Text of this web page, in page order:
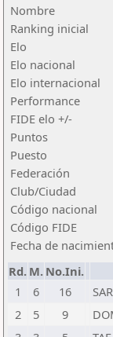
Nombre
Ranking inicial
Elo
Elo nacional
Elo internacional
Performance
FIDE elo +/-
Puntos
Puesto
Federación
Club/Ciudad
Código nacional
Código FIDE
Fecha de
Rd. M. No.Ini.
1
6 16
2
5 9